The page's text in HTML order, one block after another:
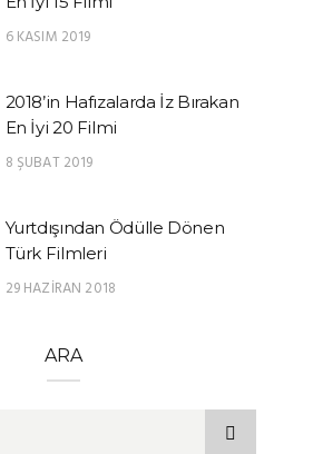
6 KASIM 2019
2018’in Hafızalarda İz Bırakan
En İyi 20 Filmi
8 ŞUBAT 2019
Yurtdışından Ödülle Dönen
Türk Filmleri
29 HAZIRAN 2018
ARA